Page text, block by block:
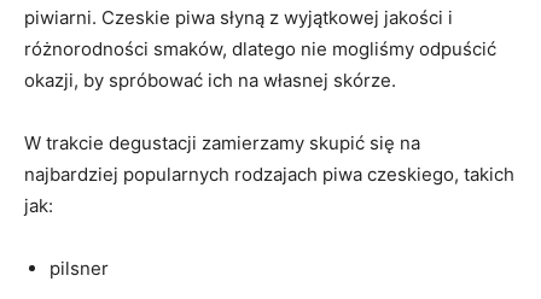
piwiarni. Czeskie​ piwa⁣ słyną z wyjątkowej jakości i ​
różnorodności ⁤smaków, dlatego nie ⁢mogliśmy ‍odpuścić
okazji, by spróbować ich na własnej ‍skórze.
W trakcie​ degustacji zamierzamy skupić się na
najbardziej popularnych‌ rodzajach⁢ piwa czeskiego, takich
‍jak:
pilsner